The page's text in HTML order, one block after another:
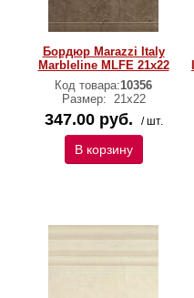
Бордюр Marazzi Italy
Marbleline MLFE 21х22
Код товара:10356
Размер: 21х22
347.00 руб. / шт.
В корзину